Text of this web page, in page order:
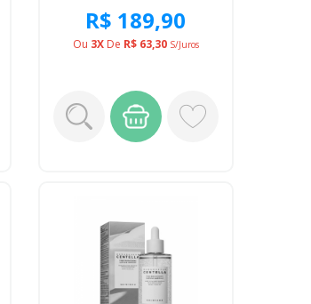
R$ 189,90
Ou 3XDe R$ 63,30 S/juros